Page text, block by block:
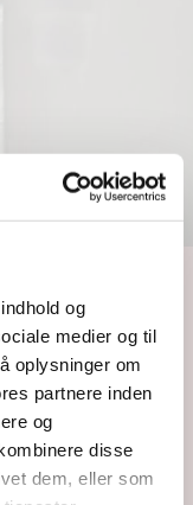
og
medier og til
oplysninger om
partnere inden
og
disse
dem, eller som
bygning, ligger i
fra
udvidet både i